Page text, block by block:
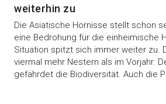
weiterhin zu
Die Asiatische Hornisse stellt schon
eine Bedrohung für die einheimische
Situation spitzt sich immer weiter zu.
viermal mehr Nestern als im Vorjahr.
gefährdet die Biodiversität. Auch die